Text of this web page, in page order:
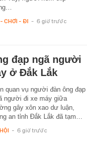
CHƠI - ĐI - 6 giờ trước
đạp ngã người
ở Đắk Lắk
quan vụ người đàn ông đạp
người đi xe máy giữa
gây xôn xao dư luận,
an tỉnh Đắk Lắk đã tạm…
- 6 giờ trước